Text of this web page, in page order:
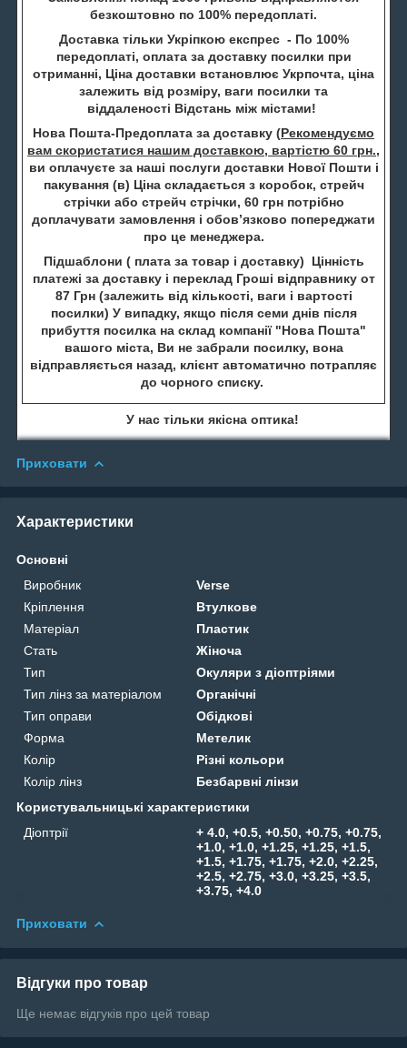
безкоштовно по 100% передоплаті.
Доставка тільки Укріпкою експрес - По 100%
передоплаті, оплата за доставку посилки при
отриманні, Ціна доставки встановлює Укрпочта, ціна
залежить від розміру, ваги посилки та
віддаленості Відстань між містами!
Нова Пошта-Предоплата за доставку (Рекомендуємо
вам скористатися нашим доставкою, вартістю 60 грн.,
ви оплачуєте за наші послуги доставки Нової Пошти і
пакування (в) Ціна складається з коробок, стрейч
стрічки або стрейч стрічки, 60 грн потрібно
доплачувати замовлення і обов’язково попереджати
про це менеджера.
Підшаблони ( плата за товар і доставку) Цінність
платежі за доставку і переклад Гроші відправнику от
87 Грн (залежить від кількості, ваги і вартості
посилки) У випадку, якщо після семи днів після
прибуття посилка на склад компанії "Нова Пошта"
вашого міста, Ви не забрали посилку, вона
відправляється назад, клієнт автоматично потрапляє
до чорного списку.
У нас тільки якісна оптика!
Приховати
Характеристики
Основні
Виробник
Verse
Кріплення
Втулкове
Матеріал
Пластик
Стать
Жіноча
Тип
Окуляри з діоптріями
Тип лінз за матеріалом
Органічні
Тип оправи
Обідкові
Форма
Метелик
Колір
Різні кольори
Колір лінз
Безбарвні лінзи
Користувальницькі характеристики
Діоптрії
+ 4.0, +0.5, +0.50, +0.75, +0.75,
+1.0, +1.0, +1.25, +1.25, +1.5,
+1.5, +1.75, +1.75, +2.0, +2.25,
+2.5, +2.75, +3.0, +3.25, +3.5,
+3.75, +4.0
Приховати
Відгуки про товар
Ще немає відгуків про цей товар